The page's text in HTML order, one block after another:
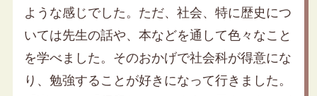
ような感じでした。ただ、社会、特に歴史につ
いては先生の話や、本などを通して色々なこと
を学べました。そのおかげで社会科が得意にな
り、勉強することが好きになって行きました。